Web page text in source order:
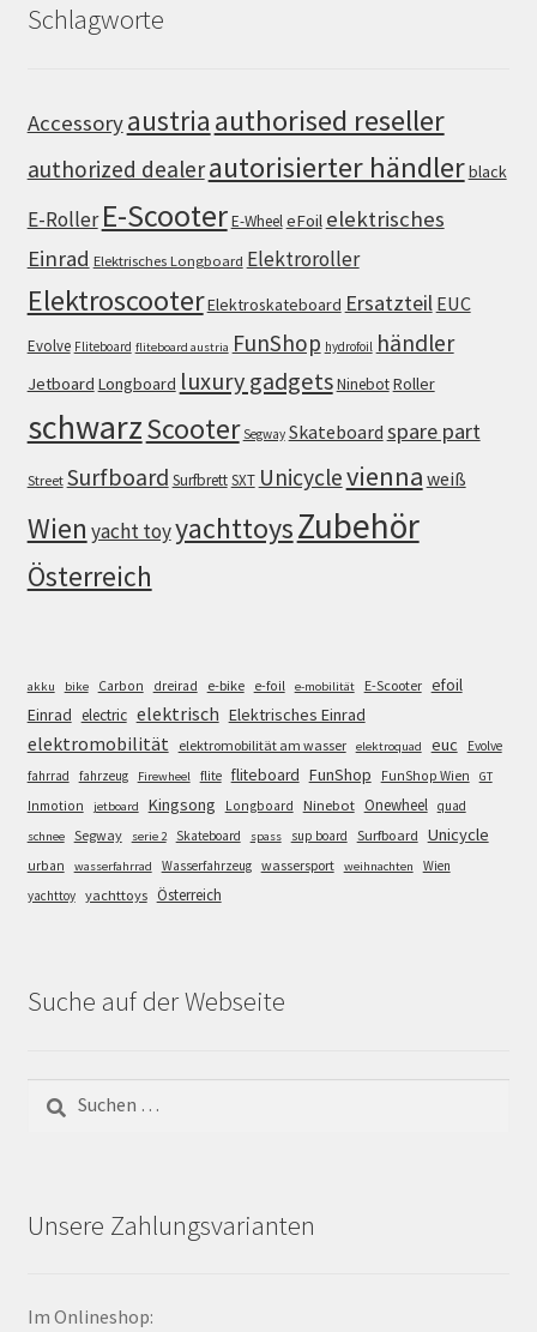
Schlagworte
Accessoryaustria authorised reseller
authorized dealerautorisierter händlerblack
E-Roller E-ScooterE-WheeleFoil elektrisches
Einrad Elektrisches Longboard Elektroroller
ElektroscooterElektroskateboard Ersatzteil EUC
Evolve Fliteboard fliteboard austria FunShop hydrofoil händler
Jetboard Longboard luxury gadgetsNinebotRoller
schwarzScooter Segway Skateboard spare part
Street Surfboard SurfbrettSXT Unicyclevienna weiß
Wien yacht toyyachttoysZubehör
Österreich
akku bike Carbon dreirad e-bike e-foil e-mobilität E-Scooter efoil
Einrad electric elektrisch Elektrisches Einrad
elektromobilität elektromobilität am wasser elektroquad euc
Evolve
fahrrad
fahrzeug Firewheel flite fliteboard FunShop FunShop Wien GT
Inmotion jetboard Kingsong Longboard Ninebot Onewheel quad
schnee Segway serie 2 Skateboard spass sup board Surfboard Unicycle
urban wasserfahrrad Wasserfahrzeug wassersport weihnachten
Wien
yachttoy yachttoys Österreich
Suche auf der Webseite
nach:
Unsere Zahlungsvarianten
Im Onlineshop: